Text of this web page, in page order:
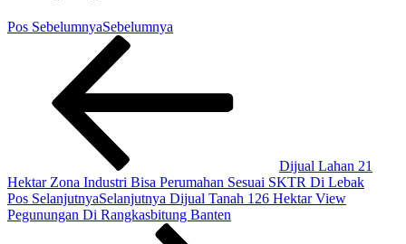
Pos SebelumnyaSebelumnya
Dijual Lahan 21
Hektar Zona Industri Bisa Perumahan Sesuai SKTR Di Lebak
Pos SelanjutnyaSelanjutnya Dijual Tanah 126 Hektar View
Pegunungan Di Rangkasbitung Banten